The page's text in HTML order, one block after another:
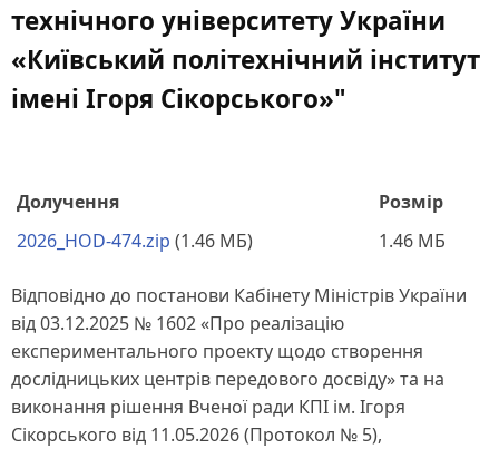
технічного університету України
«Київський політехнічний інститут
імені Ігоря Сікорського»"
Долучення
Розмір
2026_HOD-474.zip (1.46 МБ) 1.46 МБ
Відповідно до постанови Кабінету Міністрів України
від 03.12.2025 № 1602 «Про реалізацію
експериментального проекту щодо створення
дослідницьких центрів передового досвіду» та на
виконання рішення Вченої ради КПІ ім. Ігоря
Сікорського від 11.05.2026 (Протокол № 5),